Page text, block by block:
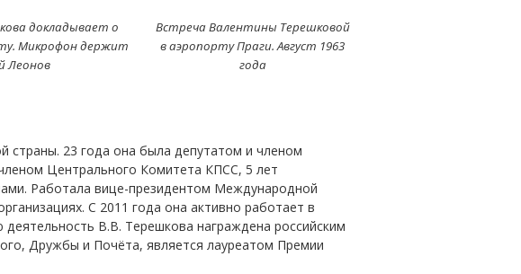
докладывает о
Микрофон держит
Леонов
Встреча Валентины Терешковой
в аэропорту Праги. Август 1963
года
страны. 23 года она была депутатом и членом
Центрального Комитета КПСС, 5 лет
Работала вице-президентом Международной
С 2011 года она активно работает в
В.В. Терешкова награждена российским
Дружбы и Почёта, является лауреатом Премии